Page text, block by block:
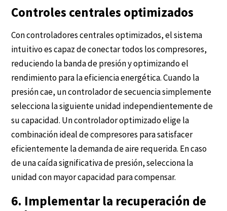
Controles centrales optimizados
Con controladores centrales optimizados, el sistema
intuitivo es capaz de conectar todos los compresores,
reduciendo la banda de presión y optimizando el
rendimiento para la eficiencia energética. Cuando la
presión cae, un controlador de secuencia simplemente
selecciona la siguiente unidad independientemente de
su capacidad. Un controlador optimizado elige la
combinación ideal de compresores para satisfacer
eficientemente la demanda de aire requerida. En caso
de una caída significativa de presión, selecciona la
unidad con mayor capacidad para compensar.
6. Implementar la recuperación de